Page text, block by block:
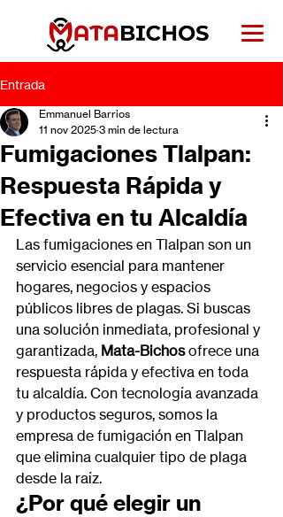
Entrada
Fumigaciones Tlalpan:
Respuesta Rápida y
Efectiva en tu Alcaldía
Emmanuel Barrios
11 nov 2025 3 min de lectura
Las fumigaciones en Tlalpan son un
servicio esencial para mantener
hogares, negocios y espacios
públicos libres de plagas. Si buscas
una solución inmediata, profesional y
garantizada, Mata-Bichos ofrece una
respuesta rápida y efectiva en toda
tu alcaldía. Con tecnología avanzada
y productos seguros, somos la
empresa de fumigación en Tlalpan
que elimina cualquier tipo de plaga
desde la raíz.
¿Por qué elegir un